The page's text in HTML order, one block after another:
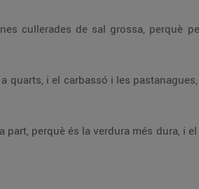
cullerades de sal grossa, perquè
quarts, i el carbassó i les
perquè és la verdura més dura, i